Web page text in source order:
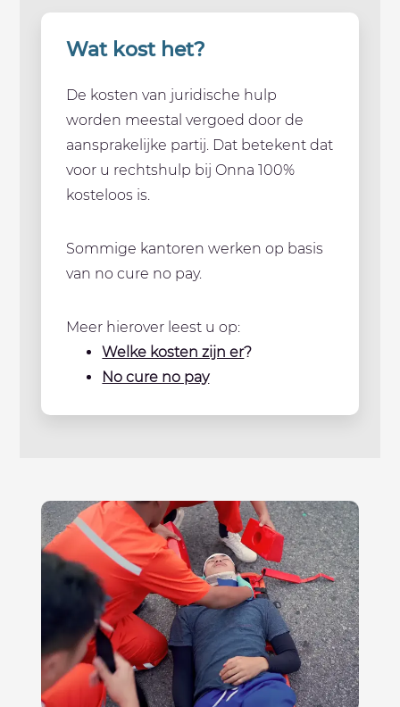
Wat kost het?
De kosten van juridische hulp
worden meestal vergoed door de
aansprakelijke partij. Dat betekent dat
voor u rechtshulp bij Onna 100%
kosteloos is.
Sommige kantoren werken op basis
van no cure no pay.
Meer hierover leest u op:
Welke kosten zijn er?
No cure no pay